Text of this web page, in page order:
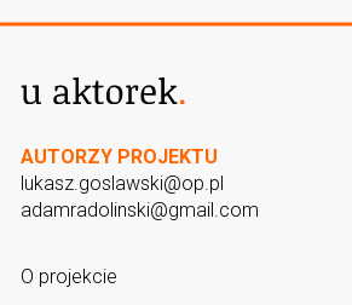
AUTORZY PROJEKTU
lukasz.goslawski@op.pl
adamradolinski@gmail.com
O projekcie